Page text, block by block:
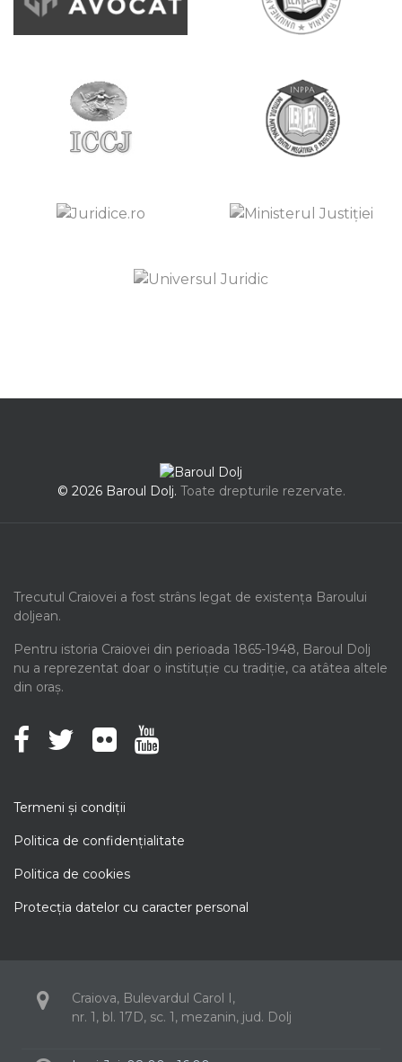
© 2026 Baroul Dolj. Toate drepturile rezervate.
Trecutul Craiovei a fost strâns legat de existența Baroului
doljean.
Pentru istoria Craiovei din perioada 1865-1948, Baroul Dolj
nu a reprezentat doar o instituție cu tradiție, ca atâtea altele
din oraș.
Termeni şi condiţii
Politica de confidenţialitate
Politica de cookies
Protecţia datelor cu caracter personal
Craiova, Bulevardul Carol I,
nr. 1, bl. 17D, sc. 1, mezanin, jud. Dolj